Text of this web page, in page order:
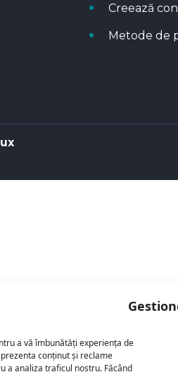
a vă îmbunătăți experiența de
conținut și reclame
a analiza traficul nostru. Făcând
Creează
Metode de